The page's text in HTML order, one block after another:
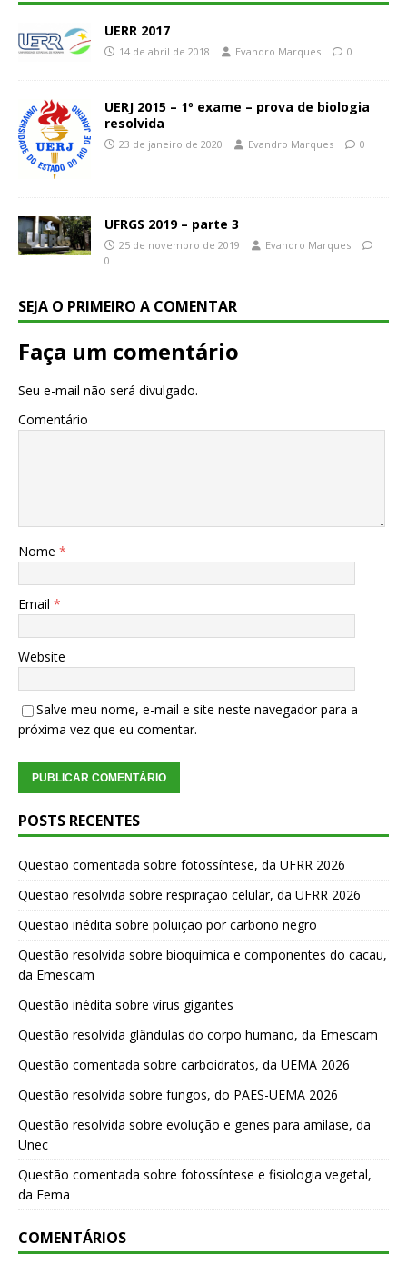
UERR 2017
14 de abril de 2018 Evandro Marques 0
UERJ 2015 – 1º exame – prova de biologia
resolvida
23 de janeiro de 2020 Evandro Marques 0
UFRGS 2019 – parte 3
25 de novembro de 2019
Evandro Marques
0
SEJA O PRIMEIRO A COMENTAR
Faça um comentário
Seu e-mail não será divulgado.
Comentário
Nome *
Email *
Website
Salve meu nome, e-mail e site neste navegador para a
próxima vez que eu comentar.
POSTS RECENTES
Questão comentada sobre fotossíntese, da UFRR 2026
Questão resolvida sobre respiração celular, da UFRR 2026
Questão inédita sobre poluição por carbono negro
Questão resolvida sobre bioquímica e componentes do cacau,
da Emescam
Questão inédita sobre vírus gigantes
Questão resolvida glândulas do corpo humano, da Emescam
Questão comentada sobre carboidratos, da UEMA 2026
Questão resolvida sobre fungos, do PAES-UEMA 2026
Questão resolvida sobre evolução e genes para amilase, da
Unec
Questão comentada sobre fotossíntese e fisiologia vegetal,
da Fema
COMENTÁRIOS